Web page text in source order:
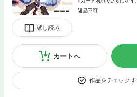
試し読み
返品不可
カートへ
作品をチェックす